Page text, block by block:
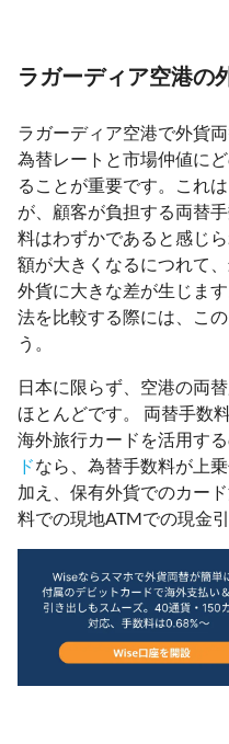
ラガーディア空港の
ラガーディア空港で外貨
為替レートと市場仲値に
ることが重要です。これ
が、顧客が負担する両替
料はわずかであると感じ
額が大きくなるにつれて
外貨に大きな差が生じま
法を比較する際には、こ
う。
日本に限らず、空港の両
ほとんどです。 両替手数
海外旅行カードを活用する
ドなら、為替手数料が上
加え、保有外貨でのカー
料での現地ATMでの現金